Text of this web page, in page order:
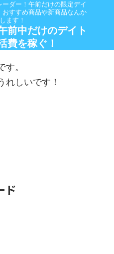
ダー！午前だけの限定デイ
おすすめ商品や新商品なんか
ます！
前中だけのデイト
費を稼ぐ！
。
れしいです！
ド